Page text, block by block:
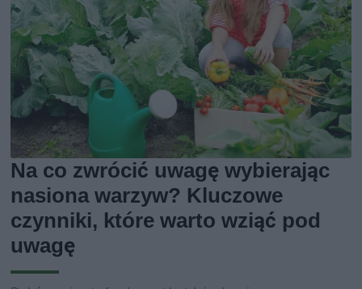
Na co zwrócić uwagę wybierając
nasiona warzyw? Kluczowe
czynniki, które warto wziąć pod
uwagę